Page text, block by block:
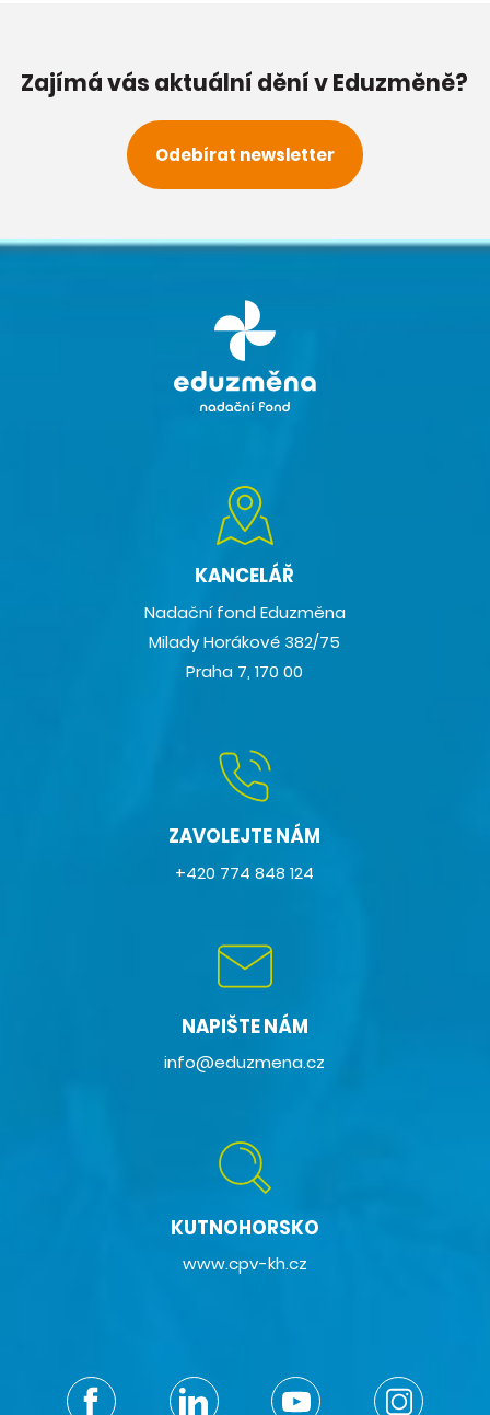
Zajímá vás aktuální dění v Eduzměně?
Odebírat newsletter
KANCELÁŘ
Nadační fond Eduzměna
Milady Horákové 382/75
Praha 7, 170 00
ZAVOLEJTE NÁM
+420 774 848 124
NAPIŠTE NÁM
info@eduzmena.cz
KUTNOHORSKO
www.cpv-kh.cz